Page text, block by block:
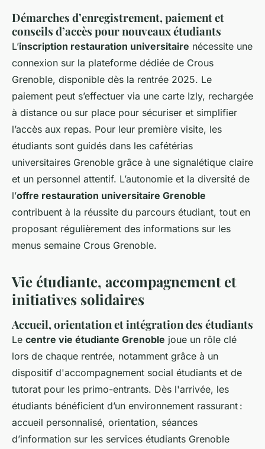
Démarches d’enregistrement, paiement et
conseils d’accès pour nouveaux étudiants
L’inscription restauration universitaire nécessite une
connexion sur la plateforme dédiée de Crous
Grenoble, disponible dès la rentrée 2025. Le
paiement peut s’effectuer via une carte Izly, rechargée
à distance ou sur place pour sécuriser et simplifier
l’accès aux repas. Pour leur première visite, les
étudiants sont guidés dans les cafétérias
universitaires Grenoble grâce à une signalétique claire
et un personnel attentif. L’autonomie et la diversité de
l’offre restauration universitaire Grenoble
contribuent à la réussite du parcours étudiant, tout en
proposant régulièrement des informations sur les
menus semaine Crous Grenoble.
Vie étudiante, accompagnement et
initiatives solidaires
Accueil, orientation et intégration des étudiants
Le centre vie étudiante Grenoble joue un rôle clé
lors de chaque rentrée, notamment grâce à un
dispositif d'accompagnement social étudiants et de
tutorat pour les primo-entrants. Dès l'arrivée, les
étudiants bénéficient d’un environnement rassurant :
accueil personnalisé, orientation, séances
d’information sur les services étudiants Grenoble